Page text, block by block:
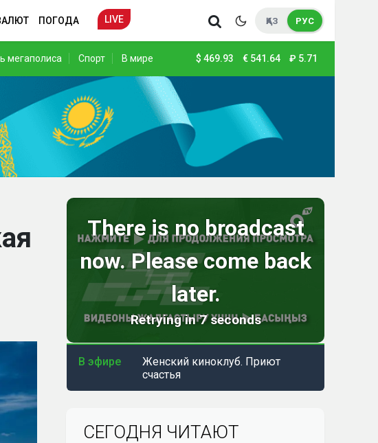
ПОГОДА LIVE ҚАЗ РУС
мегаполиса Спорт В мире $ 469.93 € 541.64 ₽ 5.71
В эфире
Женский киноклуб. Приют
счастья
СЕГОДНЯ ЧИТАЮТ